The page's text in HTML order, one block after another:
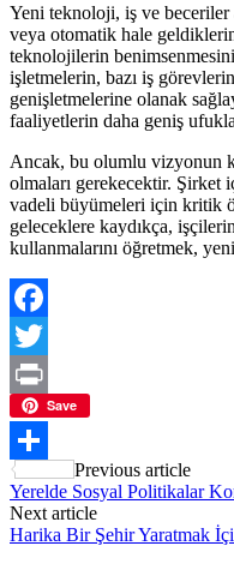
Yeni teknoloji, iş ve beceriler
veya otomatik hale
teknolojilerin
işletmelerin, bazı iş
genişletmelerine olanak
faaliyetlerin daha geniş
Ancak, bu olumlu vizyonun
olmaları gerekecektir. Şirket
vadeli büyümeleri için kritik
geleceklere kaydıkça,
kullanmalarını öğretmek,
Facebook
Twitter
Print Save
Paylaş
Post
navigation
Previous article
Yerelde Sosyal Politikalar
Next article
Harika Bir Şehir Yaratmak